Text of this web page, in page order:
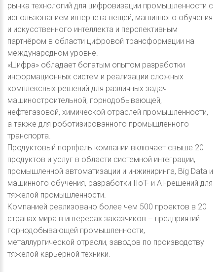
рынка технологий для цифровизации промышленности с
использованием интернета вещей, машинного обучения
и искусственного интеллекта и перспективным
партнёром в области цифровой трансформации на
международном уровне.
«Цифра» обладает богатым опытом разработки
информационных систем и реализации сложных
комплексных решений для различных задач
машиностроительной, горнодобывающей,
нефтегазовой, химической отраслей промышленности,
а также для роботизированного промышленного
транспорта.
Продуктовый портфель компании включает свыше 20
продуктов и услуг в области системной интеграции,
промышленной автоматизации и инжиниринга, Big Data и
машинного обучения, разработки IIoT- и AI-решений для
тяжелой промышленности.
Компанией реализовано более чем 500 проектов в 20
странах мира в интересах заказчиков – предприятий
горнодобывающей промышленности,
металлургической отрасли, заводов по производству
тяжелой карьерной техники.